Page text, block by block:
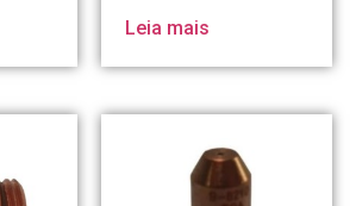
Leia mais